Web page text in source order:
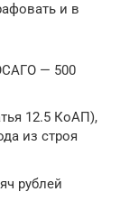
и в
— 500
12.5 КоАП),
из строя
рублей